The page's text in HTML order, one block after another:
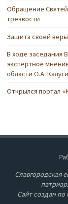
Обращение
трезвости
Защита своей
В ходе заседания
экспертное
области О.А.
Открылся портал
Славгородская
Сайт создан по